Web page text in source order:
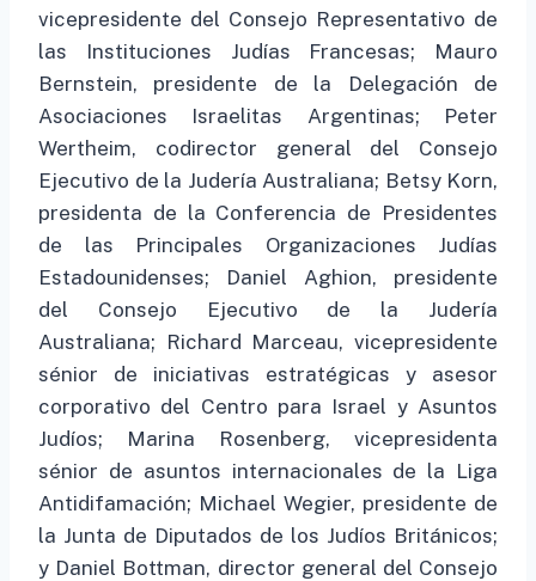
vicepresidente del Consejo Representativo de
las Instituciones Judías Francesas; Mauro
Bernstein, presidente de la Delegación de
Asociaciones Israelitas Argentinas; Peter
Wertheim, codirector general del Consejo
Ejecutivo de la Judería Australiana; Betsy Korn,
presidenta de la Conferencia de Presidentes
de las Principales Organizaciones Judías
Estadounidenses; Daniel Aghion, presidente
del Consejo Ejecutivo de la Judería
Australiana; Richard Marceau, vicepresidente
sénior de iniciativas estratégicas y asesor
corporativo del Centro para Israel y Asuntos
Judíos; Marina Rosenberg, vicepresidenta
sénior de asuntos internacionales de la Liga
Antidifamación; Michael Wegier, presidente de
la Junta de Diputados de los Judíos Británicos;
y Daniel Bottman, director general del Consejo